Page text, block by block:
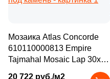
Мозаика Atlas Concorde
610110000813 Empire
Tajmahal Mosaic Lap 30x30
бежевая полированная
20 722 руб./м2